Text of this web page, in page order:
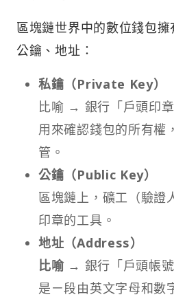
區塊鏈世界中的數位錢包擁
公鑰、地址：
私鑰（Private Key）
比喻 → 銀行「戶頭印章
用來確認錢包的所有權
管。
公鑰（Public Key）
區塊鏈上，礦工（驗證
印章的工具。
地址（Address）
比喻 → 銀行「戶頭帳號
是ㄧ段由英文字母和數